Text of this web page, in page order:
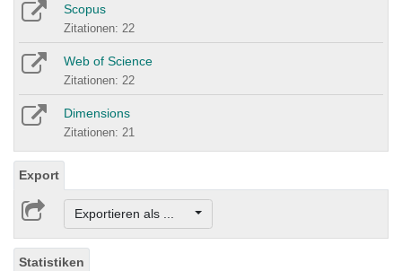
Scopus
Zitationen: 22
Web of Science
Zitationen: 22
Dimensions
Zitationen: 21
Export
Exportieren als ...
Statistiken